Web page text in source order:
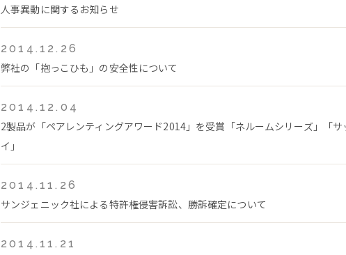
人事異動に関するお知らせ
2014.12.26
弊社の「抱っこひも」の安全性について
2014.12.04
2製品が「ペアレンティングアワード2014」を受賞「ネルームシリーズ」「サ
イ」
2014.11.26
サンジェニック社による特許権侵害訴訟、勝訴確定について
2014.11.21